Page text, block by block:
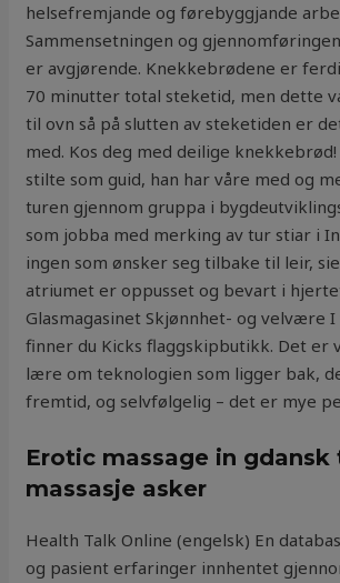
helsefremjande og førebyggjande
Sammensetningen og
er avgjørende. Knekkebrødene er
70 minutter total steketid, men dette
til ovn så på slutten av steketiden er
med. Kos deg med deilige knekkebrød!
stilte som guid, han har våre med og
turen gjennom gruppa i
som jobba med merking av tur stiar i
ingen som ønsker seg tilbake til leir,
atriumet er oppusset og bevart i
Glasmagasinet Skjønnhet- og velvære
finner du Kicks flaggskipbutikk. Det er
lære om teknologien som ligger bak,
fremtid, og selvfølgelig – det er mye
Erotic massage in gdansk
massasje asker
Health Talk Online (engelsk) En
og pasient erfaringer innhentet